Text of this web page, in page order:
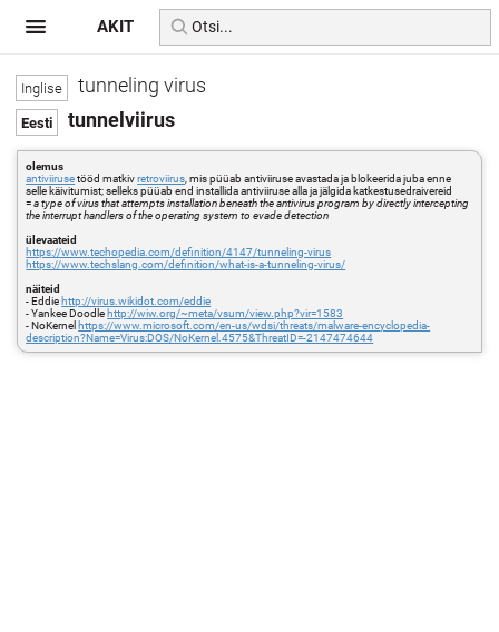
tunneling virus
tunnelviirus
olemus
antiviirusetööd matkivretroviirus , mis püüab antiviiruse avastada ja blokeerida juba enne
selle käivitumist; selleks püüab end installida antiviiruse alla ja jälgida katkestusedraivereid
=a type of virus that attempts installation beneath the antivirus program by directly intercepting
the interrupt handlers of the operating system to evade detection
ülevaateid
https://www.techopedia.com/definition/4147/tunneling-virus
https://www.techslang.com/definition/what-is-a-tunneling-virus/
näiteid
- Eddie http://virus.wikidot.com/eddie
- Yankee Doodle http://wiw.org/~meta/vsum/view.php?vir=1583
- NoKernel https://www.microsoft.com/en-us/wdsi/threats/malware-encyclopedia-
description?Name=Virus:DOS/NoKernel.4575&ThreatID=-2147474644
AKIT